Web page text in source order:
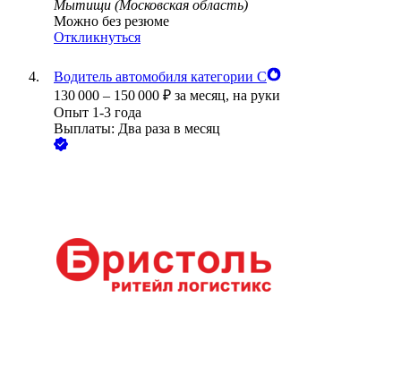
Мытищи (Московская область)
Можно без резюме
Откликнуться
Водитель автомобиля категории С
130 000 – 150 000 ₽ за месяц, на руки
Опыт 1-3 года
Выплаты: Два раза в месяц